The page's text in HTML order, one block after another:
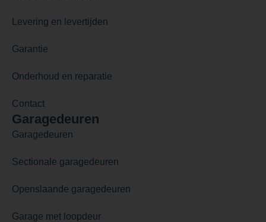
Levering en levertijden
Garantie
Onderhoud en reparatie
Contact
Garagedeuren
Garagedeuren
Sectionale garagedeuren
Openslaande garagedeuren
Garage met loopdeur